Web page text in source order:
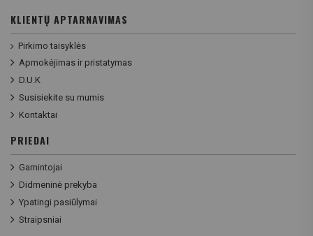
KLIENTŲ APTARNAVIMAS
Pirkimo taisyklės
Apmokėjimas ir pristatymas
D.U.K
Susisiekite su mumis
Kontaktai
PRIEDAI
Gamintojai
Didmeninė prekyba
Ypatingi pasiūlymai
Straipsniai